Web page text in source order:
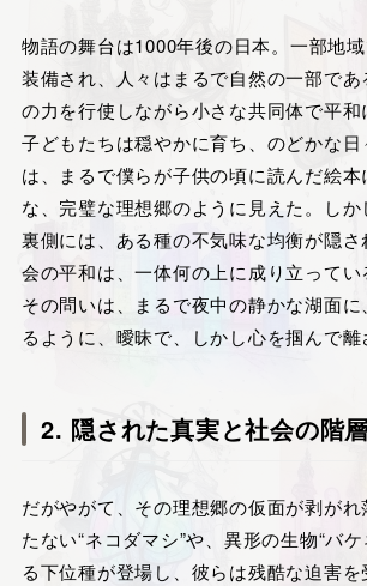
物語の舞台は1000年後の日本。一部地
装備され、人々はまるで自然の一部で
の力を行使しながら小さな共同体で平和
子どもたちは穏やかに育ち、のどかな
は、まるで僕らが子供の頃に読んだ絵本
な、完璧な理想郷のように見えた。し
裏側には、ある種の不気味な均衡が隠
会の平和は、一体何の上に成り立ってい
その問いは、まるで夜中の静かな湖面
るように、曖昧で、しかし心を掴んで離
2. 隠された真実と社会の階
だがやがて、その理想郷の仮面が剥が
たない“ネコダマシ”や、異形の生物“バ
る下位種が登場し、彼らは残酷な迫害